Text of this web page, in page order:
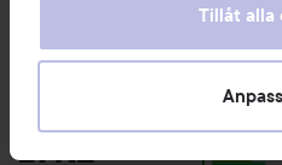
våra cookies vid fortsatt
För information om hur du
Tillåt alla